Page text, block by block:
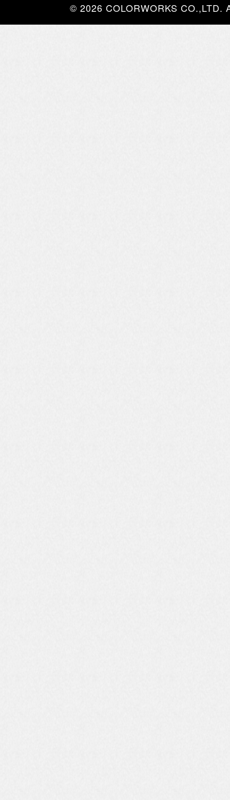
© 2026 COLORWORKS CO.,LTD.